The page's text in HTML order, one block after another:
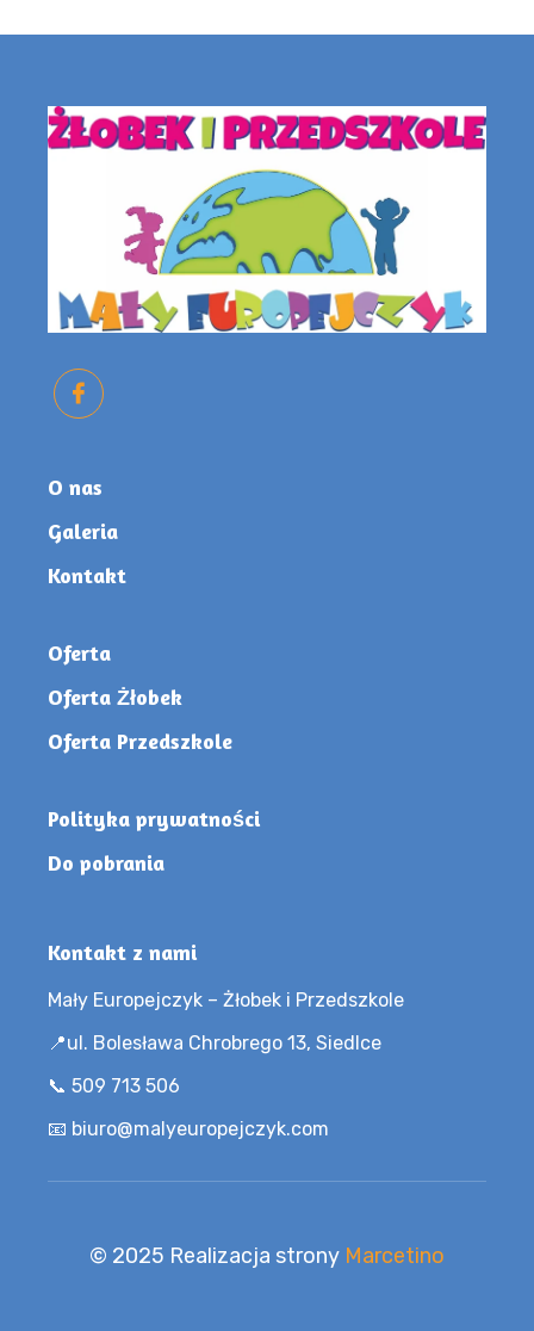
O nas
Galeria
Kontakt
Oferta
Oferta Żłobek
Oferta Przedszkole
Polityka prywatności
Do pobrania
Kontakt z nami
Mały Europejczyk – Żłobek i Przedszkole
📍ul. Bolesława Chrobrego 13, Siedlce
📞 509 713 506
📧 biuro@malyeuropejczyk.com
© 2025 Realizacja strony Marcetino